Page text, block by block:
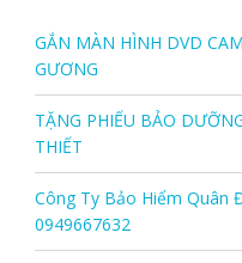
GẮN MÀN HÌNH DVD
GƯƠNG
TẶNG PHIẾU BẢO
THIẾT
Công Ty Bảo Hiểm Quân
0949667632